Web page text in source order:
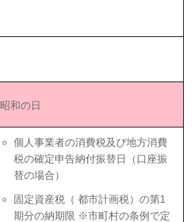
昭和の日
個人事業者の消費税及び地方消費
税の確定申告納付振替日（口座振
替の場合）
固定資産税（ 都市計画税）の第1
期分の納期限 ※市町村の条例で定